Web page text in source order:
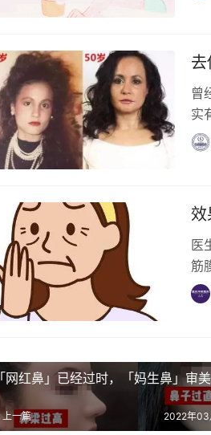
曾
实
医
筋
「网红鼻」已经过时，「妈生鼻」审
上一篇 2022年